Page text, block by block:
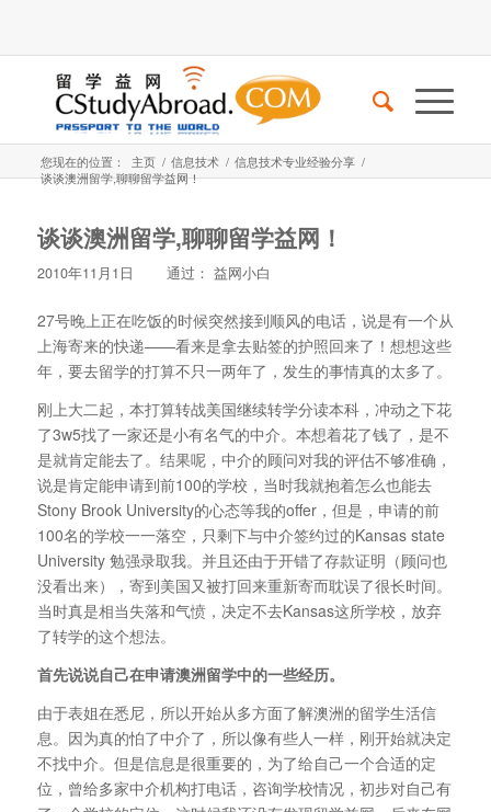
您现在的位置： 主页 / 信息技术 / 信息技术专业经验分享 /
谈谈澳洲留学,聊聊留学益网！
谈谈澳洲留学,聊聊留学益网！
2010年11月1日 通过： 益网小白
27号晚上正在吃饭的时候突然接到顺风的电话，说是有一个从
上海寄来的快递——看来是拿去贴签的护照回来了！想想这些
年，要去留学的打算不只一两年了，发生的事情真的太多了。
刚上大二起，本打算转战美国继续转学分读本科，冲动之下花
了3w5找了一家还是小有名气的中介。本想着花了钱了，是不
是就肯定能去了。结果呢，中介的顾问对我的评估不够准确，
说是肯定能申请到前100的学校，当时我就抱着怎么也能去
Stony Brook University的心态等我的offer，但是，申请的前
100名的学校一一落空，只剩下与中介签约过的Kansas state
University 勉强录取我。并且还由于开错了存款证明（顾问也
没看出来），寄到美国又被打回来重新寄而耽误了很长时间。
当时真是相当失落和气愤，决定不去Kansas这所学校，放弃
了转学的这个想法。
首先说说自己在申请澳洲留学中的一些经历。
由于表姐在悉尼，所以开始从多方面了解澳洲的留学生活信
息。因为真的怕了中介了，所以像有些人一样，刚开始就决定
不找中介。但是信息是很重要的，为了给自己一个合适的定
位，曾给多家中介机构打电话，咨询学校情况，初步对自己有